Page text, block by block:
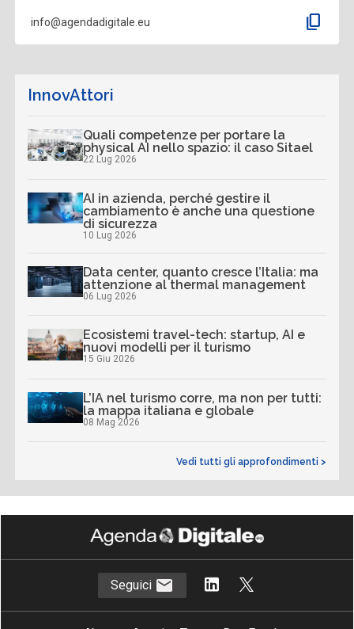
info@agendadigitale.eu content_copy
InnovAttori
Quali competenze per portare la
physical AI nello spazio: il caso Sitael
22 Lug 2026
AI in azienda, perché gestire il
cambiamento è anche una questione
di sicurezza
10 Lug 2026
Data center, quanto cresce l’Italia: ma
attenzione al thermal management
06 Lug 2026
Ecosistemi travel-tech: startup, AI e
nuovi modelli per il turismo
15 Giu 2026
L’IA nel turismo corre, ma non per tutti:
la mappa italiana e globale
08 Mag 2026
Vedi tutti gli approfondimenti >
Seguici